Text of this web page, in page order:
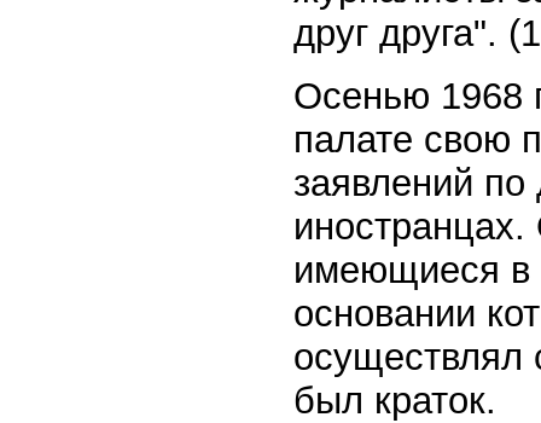
друг друга".
Осенью 1968
палате свою
заявлений
иностранцах.
имеющиеся в
основании
осуществлял
был краток.